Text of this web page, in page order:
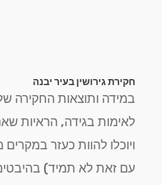
חקירת גירושין בעיר יבנה
במידה ותוצאות החקירה
לאימות בגידה, הראיות
ויוכלו להוות כעזר במקרים
עם זאת לא תמיד)